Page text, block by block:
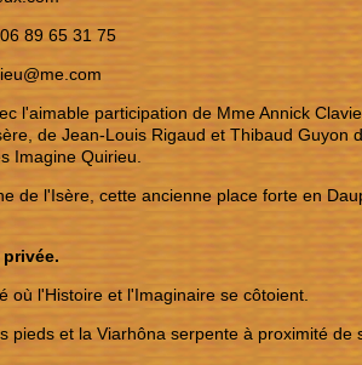
89 65 31 75
l'aimable participation de Mme Annick
de Jean-Louis Rigaud et Thibaud
Imagine Quirieu.
de l'Isère, cette ancienne place forte en
où l'Histoire et l'Imaginaire se côtoient.
pieds et la Viarhôna serpente à proximité de